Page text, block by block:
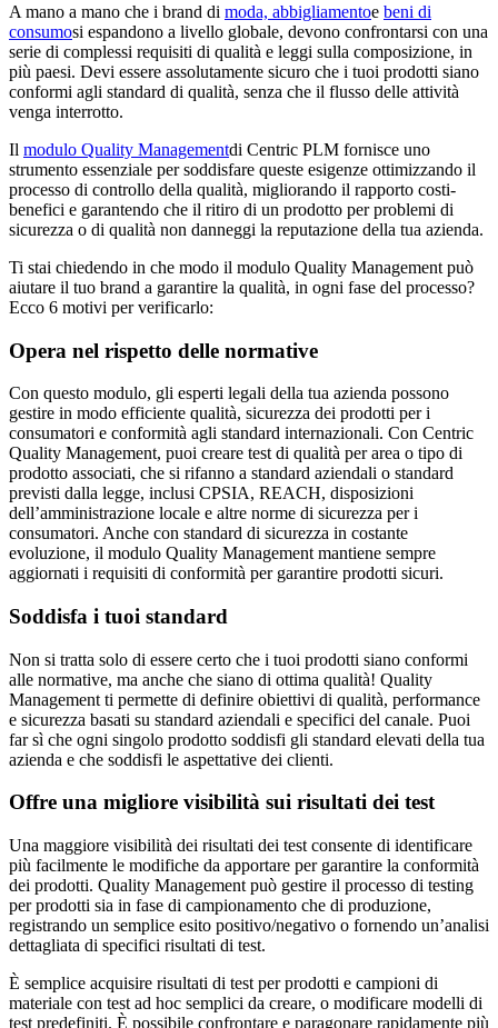
A mano a mano che i brand di moda, abbigliamentoe beni di
consumosi espandono a livello globale, devono confrontarsi con una
serie di complessi requisiti di qualità e leggi sulla composizione, in
più paesi. Devi essere assolutamente sicuro che i tuoi prodotti siano
conformi agli standard di qualità, senza che il flusso delle attività
venga interrotto.
Il modulo Quality Managementdi Centric PLM fornisce uno
strumento essenziale per soddisfare queste esigenze ottimizzando il
processo di controllo della qualità, migliorando il rapporto costi-
benefici e garantendo che il ritiro di un prodotto per problemi di
sicurezza o di qualità non danneggi la reputazione della tua azienda.
Ti stai chiedendo in che modo il modulo Quality Management può
aiutare il tuo brand a garantire la qualità, in ogni fase del processo?
Ecco 6 motivi per verificarlo:
Opera nel rispetto delle normative
Con questo modulo, gli esperti legali della tua azienda possono
gestire in modo efficiente qualità, sicurezza dei prodotti per i
consumatori e conformità agli standard internazionali. Con Centric
Quality Management, puoi creare test di qualità per area o tipo di
prodotto associati, che si rifanno a standard aziendali o standard
previsti dalla legge, inclusi CPSIA, REACH, disposizioni
dell’amministrazione locale e altre norme di sicurezza per i
consumatori. Anche con standard di sicurezza in costante
evoluzione, il modulo Quality Management mantiene sempre
aggiornati i requisiti di conformità per garantire prodotti sicuri.
Soddisfa i tuoi standard
Non si tratta solo di essere certo che i tuoi prodotti siano conformi
alle normative, ma anche che siano di ottima qualità! Quality
Management ti permette di definire obiettivi di qualità, performance
e sicurezza basati su standard aziendali e specifici del canale. Puoi
far sì che ogni singolo prodotto soddisfi gli standard elevati della tua
azienda e che soddisfi le aspettative dei clienti.
Offre una migliore visibilità sui risultati dei test
Una maggiore visibilità dei risultati dei test consente di identificare
più facilmente le modifiche da apportare per garantire la conformità
dei prodotti. Quality Management può gestire il processo di testing
per prodotti sia in fase di campionamento che di produzione,
registrando un semplice esito positivo/negativo o fornendo un’analisi
dettagliata di specifici risultati di test.
È semplice acquisire risultati di test per prodotti e campioni di
materiale con test ad hoc semplici da creare, o modificare modelli di
test predefiniti. È possibile confrontare e paragonare rapidamente più